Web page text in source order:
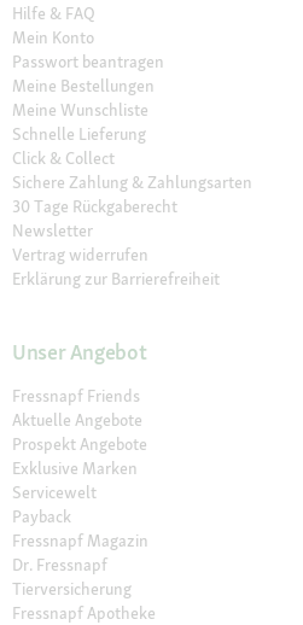
Hilfe & FAQ
Mein Konto
Passwort beantragen
Meine Bestellungen
Meine Wunschliste
Schnelle Lieferung
Click & Collect
Sichere Zahlung & Zahlungsarten
30 Tage Rückgaberecht
Newsletter
Vertrag widerrufen
Erklärung zur Barrierefreiheit
Unser Angebot
Fressnapf Friends
Aktuelle Angebote
Prospekt Angebote
Exklusive Marken
Servicewelt
Payback
Fressnapf Magazin
Dr. Fressnapf
Tierversicherung
Fressnapf Apotheke